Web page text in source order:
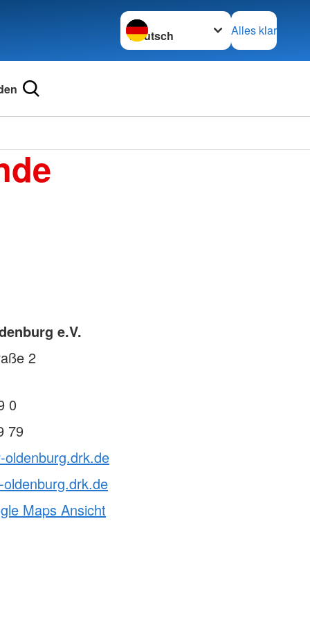
Sprache wechseln zu
Alles klar
e.V.
2
0
79
oldenburg.drk.de
Maps Ansicht